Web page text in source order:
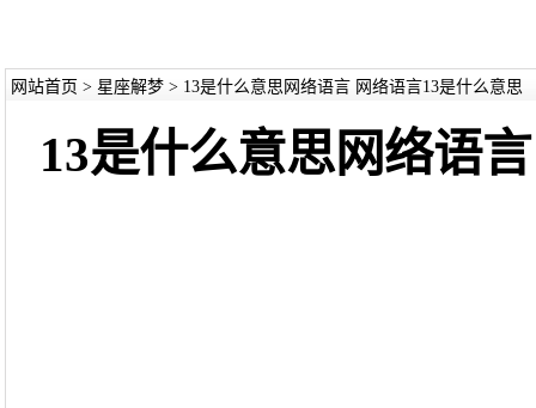
网站首页 > 星座解梦> 13是什么意思网络语言 网络语言13是什么意思
13是什么意思网络语